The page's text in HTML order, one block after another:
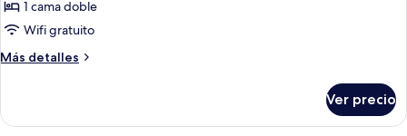
de
Habitación
doble
1 cama doble
Wifi gratuito
Más detalles
Más
doble
Ver precio